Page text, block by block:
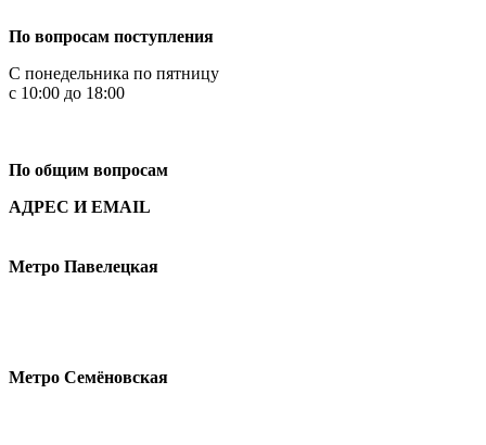
По вопросам поступления
С понедельника по пятницу
с 10:00 до 18:00
По общим вопросам
АДРЕС И EMAIL
Метро Павелецкая
Метро Семёновская